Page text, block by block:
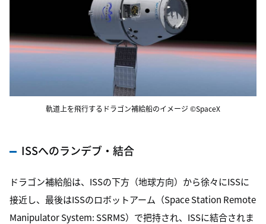
軌道上を飛行するドラゴン補給船のイメージ ©SpaceX
ISSへのランデブ・結合
ドラゴン補給船は、ISSの下方（地球方向）から徐々にISSに
接近し、最後はISSのロボットアーム（Space Station Remote
Manipulator System: SSRMS）で把持され、ISSに結合されま